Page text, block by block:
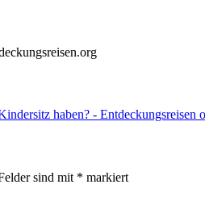
haben? - Entdeckungsreisen
sind mit * markiert